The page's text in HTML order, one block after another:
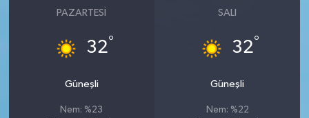
PAZARTESI
32°
Güneşli
Nem: %23
SALI
32°
Güneşli
Nem: %22